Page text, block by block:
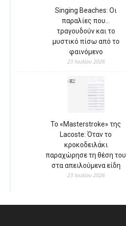
Singing Beaches: Οι
παραλίες που…
τραγουδούν και το
μυστικό πίσω από το
φαινόμενο
23 Ιουλίου 2026
Το «Masterstroke» της
Lacoste: Όταν το
κροκοδειλάκι
παραχώρησε τη θέση του
στα απειλούμενα είδη
23 Ιουλίου 2026